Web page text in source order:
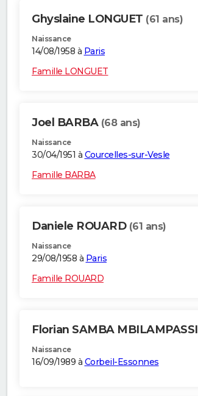
Ghyslaine LONGUET (61 ans)
Naissance
14/08/1958 à Paris
Famille LONGUET
Joel BARBA (68 ans)
Naissance
30/04/1951 à Courcelles-sur-Vesle
Famille BARBA
Daniele ROUARD (61 ans)
Naissance
29/08/1958 à Paris
Famille ROUARD
Florian SAMBA MBILAMPASSI
Naissance
16/09/1989 à Corbeil-Essonnes